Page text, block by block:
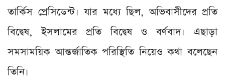
তার্কিস প্রেসিডেন্ট। যার মধ্যে ছিল, অভিবাসীদের প্রতি
বিদ্বেষ, ইসলামের প্রতি বিদ্বেষ ও বর্ণবাদ। এছাড়া
সমসাময়িক আন্তর্জাতিক পরিস্থিতি নিয়েও কথা বলেছেন
তিনি।